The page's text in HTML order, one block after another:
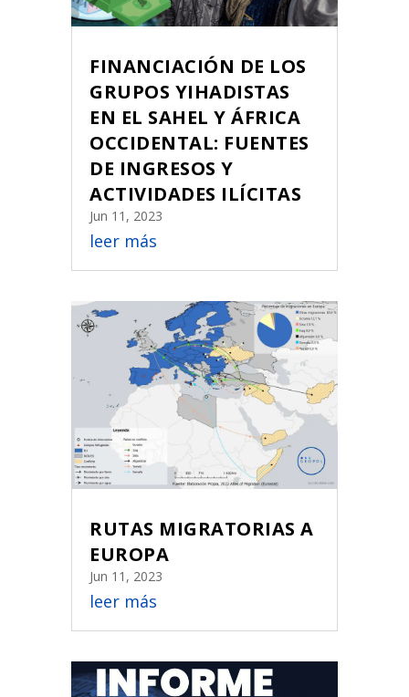
FINANCIACIÓN DE LOS
GRUPOS YIHADISTAS
EN EL SAHEL Y ÁFRICA
OCCIDENTAL: FUENTES
DE INGRESOS Y
ACTIVIDADES ILÍCITAS
Jun 11, 2023
leer más
RUTAS MIGRATORIAS A
EUROPA
Jun 11, 2023
leer más